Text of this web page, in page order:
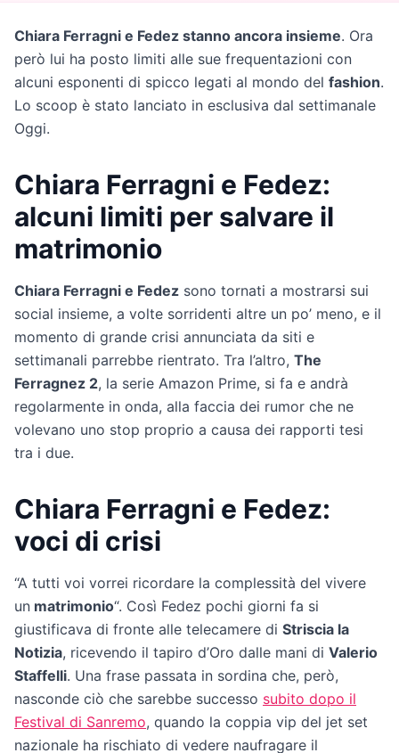
Chiara Ferragni e Fedez stanno ancora insieme. Ora
però lui ha posto limiti alle sue frequentazioni con
alcuni esponenti di spicco legati al mondo del fashion.
Lo scoop è stato lanciato in esclusiva dal settimanale
Oggi.
Chiara Ferragni e Fedez:
alcuni limiti per salvare il
matrimonio
Chiara Ferragni e Fedez sono tornati a mostrarsi sui
social insieme, a volte sorridenti altre un po’ meno, e il
momento di grande crisi annunciata da siti e
settimanali parrebbe rientrato. Tra l’altro, The
Ferragnez 2, la serie Amazon Prime, si fa e andrà
regolarmente in onda, alla faccia dei rumor che ne
volevano uno stop proprio a causa dei rapporti tesi
tra i due.
Chiara Ferragni e Fedez:
voci di crisi
“A tutti voi vorrei ricordare la complessità del vivere
un matrimonio“. Così Fedez pochi giorni fa si
giustificava di fronte alle telecamere di Striscia la
Notizia, ricevendo il tapiro d’Oro dalle mani di Valerio
Staffelli. Una frase passata in sordina che, però,
nasconde ciò che sarebbe successo subito dopo il
Festival di Sanremo, quando la coppia vip del jet set
nazionale ha rischiato di vedere naufragare il